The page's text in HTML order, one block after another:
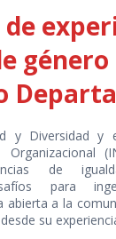
y Diversidad y
de
para
abierta a la
su